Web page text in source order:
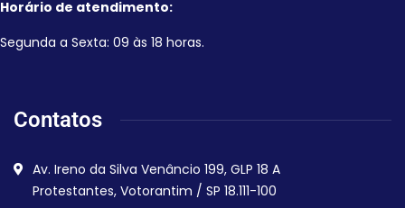
Horário de atendimento:
Segunda a Sexta: 09 às 18 horas.
Contatos
Av. Ireno da Silva Venâncio 199, GLP 18 A
Protestantes, Votorantim / SP 18.111-100